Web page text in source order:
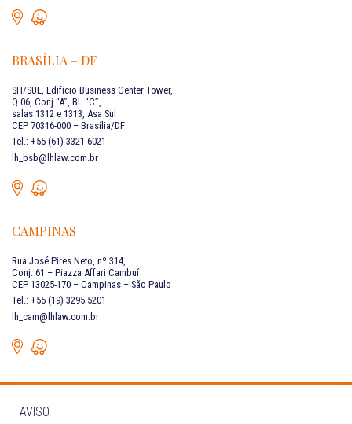
BRASÍLIA – DF
SH/SUL, Edifício Business Center Tower,
Q.06, Conj “A”, Bl. “C”,
salas 1312 e 1313, Asa Sul
CEP 70316-000 – Brasília/DF
Tel.: +55 (61) 3321 6021
lh_bsb@lhlaw.com.br
CAMPINAS
Rua José Pires Neto, nº 314,
Conj. 61 – Piazza Affari Cambuí
CEP 13025-170 – Campinas – São Paulo
Tel.: +55 (19) 3295 5201
lh_cam@lhlaw.com.br
FALE CONOSCO
AVISO